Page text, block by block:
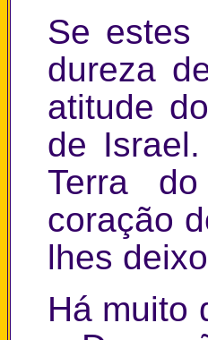
Se estes
dureza
atitude
de
Terra
coração
lhes
Há muito